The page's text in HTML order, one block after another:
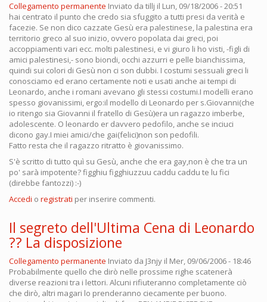
Collegamento permanente Inviato da tillj il Lun, 09/18/2006 - 20:51
hai centrato il punto che credo sia sfuggito a tutti presi da verità e
facezie. Se non dico cazzate Gesù era palestinese, la palestina era
territorio greco al suo inizio, ovvero popolata dai greci, poi
accoppiamenti vari ecc. molti palestinesi, e vi giuro li ho visti, -figli di
amici palestinesi,- sono biondi, occhi azzurri e pelle bianchissima,
quindi sui colori di Gesù non ci son dubbi. I costumi sessuali greci li
conosciamo ed erano certamente noti e usati anche ai tempi di
Leonardo, anche i romani avevano gli stessi costumi.I modelli erano
spesso giovanissimi, ergo:il modello di Leonardo per s.Giovanni(che
io ritengo sia Giovanni il fratello di Gesù)era un ragazzo imberbe,
adolescente. O leonardo er davvero pedofilo, anche se inciuci
dicono gay.I miei amici/che gai(felici)non son pedofili.
Fatto resta che il ragazzo ritratto è giovanissimo.
S'è scritto di tutto quì su Gesù, anche che era gay,non è che tra un
po' sarà impotente? figghiu figghiuzzuu caddu caddu te lu fici
(direbbe fantozzi) :-)
Accedi o registrati per inserire commenti.
Il segreto dell'Ultima Cena di Leonardo
?? La disposizione
Collegamento permanente Inviato da J3njy il Mer, 09/06/2006 - 18:46
Probabilmente quello che dirò nelle prossime righe scatenerà
diverse reazioni tra i lettori. Alcuni rifiuteranno completamente ciò
che dirò, altri magari lo prenderanno ciecamente per buono.